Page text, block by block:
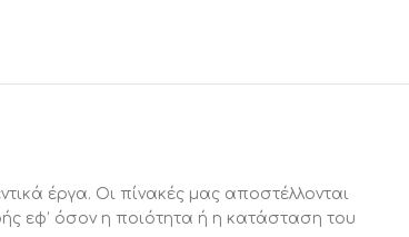
έργα. Οι πίνακές μας αποστέλλονται
εφ’ όσον η ποιότητα ή η κατάσταση του